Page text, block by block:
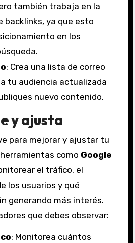
también trabaja en la
backlinks, ya que esto
en los
: Crea una lista de correo
tu audiencia actualizada
nuevo contenido.
y ajusta
para mejorar y ajustar tu
como Google
el tráfico, el
los usuarios y qué
generando más interés.
que debes observar:
: Monitorea cuántos